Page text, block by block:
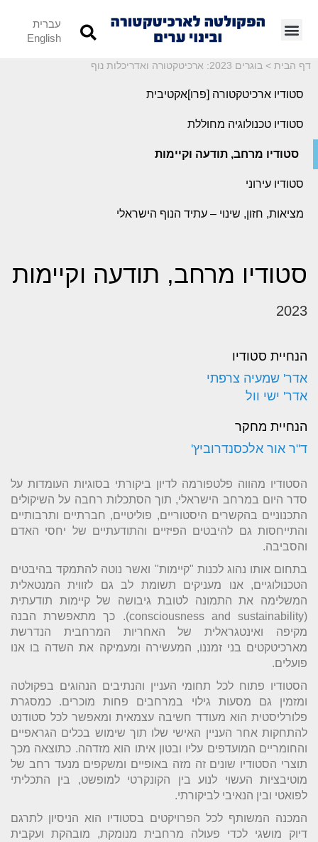
עברית
English
דף הבית > בוגרים 2023: ארכיטקטורה ואדריכלות נוף
סטודיו ארכיטקטורה [פרו]אקטיבית
סטודיו טכנולוגיה מחוללת
סטודיו מרחב, תודעה וקיימות
סטודיו עירוני
מציאות, חזון, שינוי – עתיד הנוף הישראלי
סטודיו מרחב, תודעה וקיימות
2023
הסטודיו מהווה פלטפורמה לדיון ביקורתי בסוגיות העומדות על
סדר היום במרחב הישראלי, תוך הסתכלות רחבה על השיקולים
התכנוניים בהקשרים היסטוריים, פוליטיים, חברתיים ותרבותיים
והתייחסות גם להיבטים הפיזיים והתודעתיים של יחסי האדם
והסביבה.
בתחום אותו נהוג לכנות "קיימות" ואשר נוטה להתמקד בהיבטים
הטכנולוגיים, אנו מעניקים תשומת לב גם לזווית המנטאלית
המשלימה את התמונה לטובת גיבושה של קיימות תודעתית
(consciousness and sustainability). כך מתאפשרת הבנה
מקיפה ואינטגראלית של האחריות המרחבית הנדרשת
מארכיטקטים בני זמננו, המעשירה ומעמיקה את השדה בו אנו
פועלים.
הסטודיו פתוח לכל תחומי העניין והנתיבים הנהוגים בפקולטה
ומזמין גם מסעות גילוי במרחבים פחות מוכרים. כמסגרת
פלורליסטית הוא מעודד חשיבה עצמאית ומאפשר לכל סטודנט
להתחקות אחר העניין האישי שלו תוך שימוש בכלים הגראפיים
והחומריים המועדפים עליו ובטון איתו הוא מזדהה. כתוצאה מכך
תוצרי הסטודיו שונים זה מזה באופיים ומשקפים מנעד רחב של
מוטיבציות העשוי לנוע בין הקונקרטי למופשט, בין התכליתי
לפואטי ובין הנאיבי לביקורתי.
המכנה המשותף לכל הפרויקטים בסטודיו הוא הניסיון לתרגם
דיוק מושגי לכדי פעולה מרחבית מנומקת, מובהקת ועקבית
הנחיית סטודיו
אדר' שמעיה צרפתי
אדר' ישי וול
הנחיית מחקר
ד"ר אור אלכסנדרוביץ'